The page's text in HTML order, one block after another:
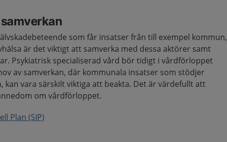
som får insatser från till exempel kommun,
är det viktigt att samverka med dessa aktörer samt
Psykiatrisk specialiserad vård bör tidigt i vårdförloppet
av samverkan, där kommunala insatser som stödjer
kan vara särskilt viktiga att beakta. Det är värdefullt att
om vårdförloppet.
Plan (SIP)